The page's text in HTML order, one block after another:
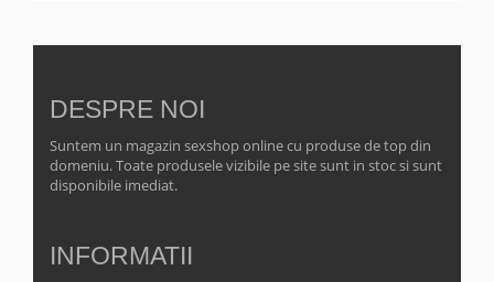
DESPRE NOI
Suntem un magazin sexshop online cu produse de top din
domeniu. Toate produsele vizibile pe site sunt in stoc si sunt
disponibile imediat.
INFORMATII